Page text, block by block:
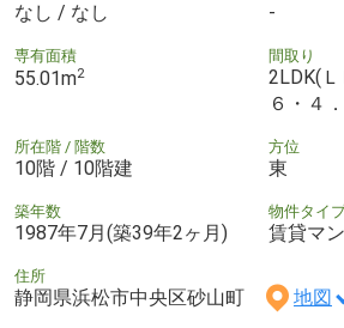
なし / なし -
専有面積
55.01m2
間取り
2LDK(
６・４
所在階 / 階数
10階 / 10階建
方位
東
築年数
1987年7月(築39年2ヶ月)
物件タイ
賃貸マ
住所
静岡県浜松市中央区砂山町 地図